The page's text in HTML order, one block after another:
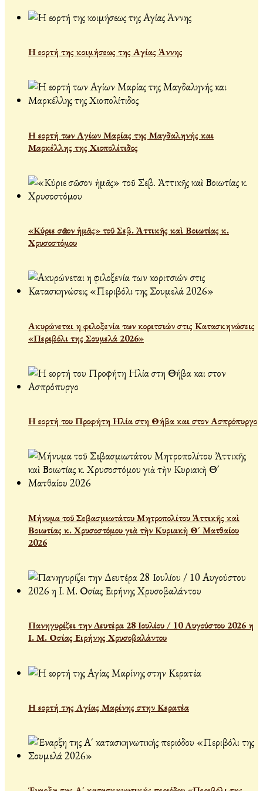
Η εορτή της κοιμήσεως της Αγίας Άννης
Η εορτή των Αγίων Μαρίας της Μαγδαληνής και
Μαρκέλλης της Χιοπολίτιδος
«Κύριε σῶσον ἡμᾶς» τοῦ Σεβ. Ἀττικῆς καὶ Βοιωτίας κ.
Χρυσοστόμου
Ακυρώνεται η φιλοξενία των κοριτσιών στις Κατασκηνώσεις
«Περιβόλι της Σουμελά 2026»
Η εορτή του Προφήτη Ηλία στη Θήβα και στον Ασπρόπυργο
Μήνυμα τοῦ Σεβασμιωτάτου Μητροπολίτου Ἀττικῆς καὶ
Βοιωτίας κ. Χρυσοστόμου γιὰ τὴν Κυριακὴ Θ´ Ματθαίου
2026
Πανηγυρίζει την Δευτέρα 28 Ιουλίου / 10 Αυγούστου 2026 η
Ι. Μ. Οσίας Ειρήνης Χρυσοβαλάντου
Η εορτή της Αγίας Μαρίνης στην Κερατέα